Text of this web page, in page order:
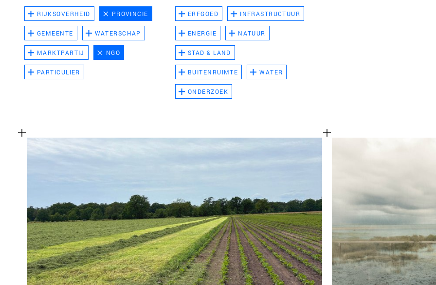
RIJKSOVERHEID PROVINCIE
GEMEENTE WATERSCHAP
MARKTPARTIJ NGO
PARTICULIER
ERFGOED INFRASTRUCTUUR
ENERGIE NATUUR
STAD & LAND
BUITENRUIMTE WATER
ONDERZOEK